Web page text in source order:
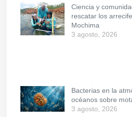
Ciencia y
rescatar los
Mochima
3 agosto, 2026
Bacterias en la
océanos sobre
3 agosto, 2026